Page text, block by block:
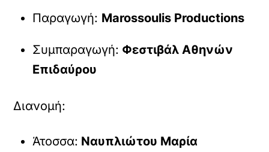
Παραγωγή: Marossoulis Productions
Συμπαραγωγή: Φεστιβάλ Αθηνών
Επιδαύρου
Διανομή:
Άτοσσα: Ναυπλιώτου Μαρία